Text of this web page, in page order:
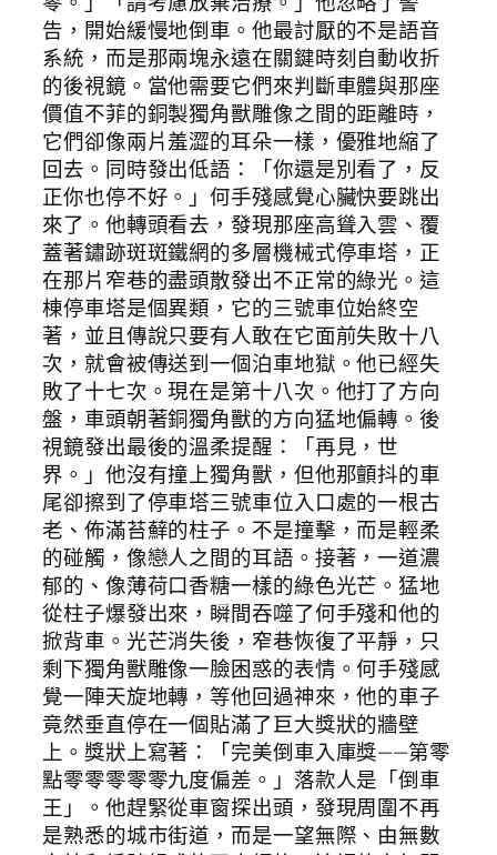
告，開始緩慢地倒車。他最討厭的不是語音
系統，而是那兩塊永遠在關鍵時刻自動收折
的後視鏡。當他需要它們來判斷車體與那座
價值不菲的銅製獨角獸雕像之間的距離時，
它們卻像兩片羞澀的耳朵一樣，優雅地縮了
回去。同時發出低語：「你還是別看了，反
正你也停不好。」何手殘感覺心臟快要跳出
來了。他轉頭看去，發現那座高聳入雲、覆
蓋著鏽跡斑斑鐵網的多層機械式停車塔，正
在那片窄巷的盡頭散發出不正常的綠光。這
棟停車塔是個異類，它的三號車位始終空
著，並且傳說只要有人敢在它面前失敗十八
次，就會被傳送到一個泊車地獄。他已經失
敗了十七次。現在是第十八次。他打了方向
盤，車頭朝著銅獨角獸的方向猛地偏轉。後
視鏡發出最後的溫柔提醒：「再見，世
界。」他沒有撞上獨角獸，但他那顫抖的車
尾卻擦到了停車塔三號車位入口處的一根古
老、佈滿苔蘚的柱子。不是撞擊，而是輕柔
的碰觸，像戀人之間的耳語。接著，一道濃
郁的、像薄荷口香糖一樣的綠色光芒。猛地
從柱子爆發出來，瞬間吞噬了何手殘和他的
掀背車。光芒消失後，窄巷恢復了平靜，只
剩下獨角獸雕像一臉困惑的表情。何手殘感
覺一陣天旋地轉，等他回過神來，他的車子
竟然垂直停在一個貼滿了巨大獎狀的牆壁
上。獎狀上寫著：「完美倒車入庫獎——第零
點零零零零零九度偏差。」落款人是「倒車
王」。他趕緊從車窗探出頭，發現周圍不再
是熟悉的城市街道，而是一望無際、由無數